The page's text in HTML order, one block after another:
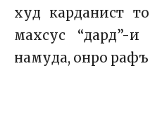
худ карданист
махсус “дард”-
намуда, онро